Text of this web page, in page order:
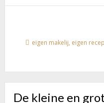
AU
KEIKOPJES,
WE
IS
eigen makelij, eigen
De kleine en